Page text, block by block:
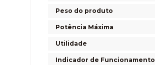
Peso do produto
Potência Máxima
Utilidade
Indicador de Funcionamento